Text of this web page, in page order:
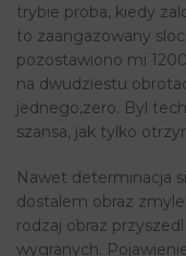
trybie proba, kiedy
to zaangazowany
pozostawiono mi
na dwudziestu
jednego,zero. Byl
szansa, jak tylko
Nawet determinacja
dostalem obraz
rodzaj obraz
wygranych.